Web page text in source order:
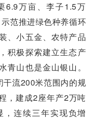
6.9万亩、李子1.5万
范推进绿色种养循环
、小五金、农特产品
积极探索建立生态产
青山也是金山银山。
干流200米范围内的规
，建成2座年产2万吨
连续三年实现负增